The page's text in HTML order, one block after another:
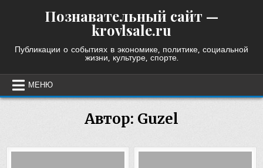
Познавательный сайт —
krovlsale.ru
Публикации о событиях в экономике, политике, социальной
жизни, культуре, спорте.
МЕНЮ
Автор: Guzel